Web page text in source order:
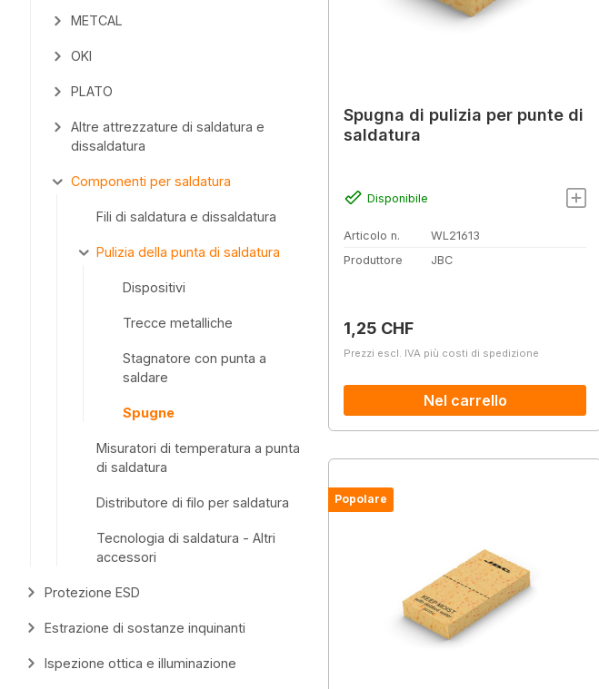
METCAL
OKI
PLATO
Altre attrezzature di saldatura e
dissaldatura
Componenti per saldatura
Fili di saldatura e dissaldatura
Pulizia della punta di saldatura
Dispositivi
Trecce metalliche
Stagnatore con punta a
saldare
Spugne
Misuratori di temperatura a punta
di saldatura
Distributore di filo per saldatura
Tecnologia di saldatura - Altri
accessori
Protezione ESD
Estrazione di sostanze inquinanti
Ispezione ottica e illuminazione
Spugna di pulizia per punte di
saldatura
Disponibile
Articolo n.
WL21613
Produttore
JBC
Prezzo normale:
1,25 CHF
Prezzi escl. IVA più costi di spedizione
Nel carrello
Popolare